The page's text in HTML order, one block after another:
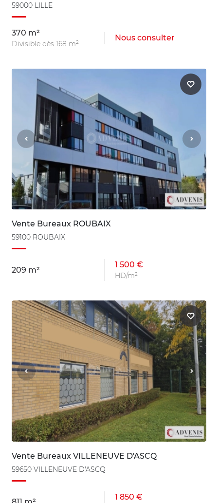
59000 LILLE
370 m²
Divisible dès 168 m²
Nous consulter
Vente Bureaux ROUBAIX
59100 ROUBAIX
209 m²
1 500 €
HD/m²
Vente Bureaux VILLENEUVE D'ASCQ
59650 VILLENEUVE D'ASCQ
1 850 €